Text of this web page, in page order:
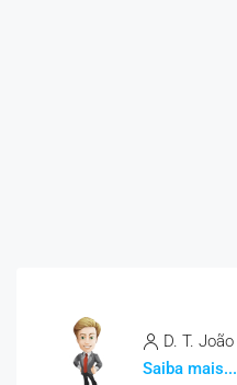
D. T. João
Saiba mais...